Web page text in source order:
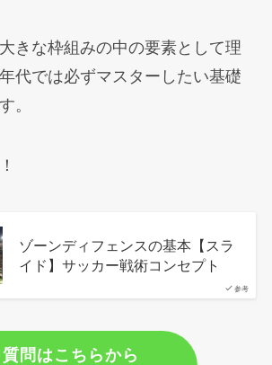
きな枠組みの中の要素として理
代では必ずマスターしたい基礎
。
参考
ゾーンディフェンスの基本【スラ
イド】サッカー戦術コンセプト
質問はこちらから